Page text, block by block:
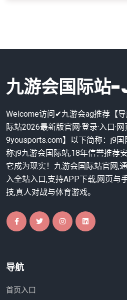
九游会国际站-
Welcome访问✔九游会ag推荐【
际站2026最新版官网·登录·入口·
9yousports.com】以下简称：j9
称:j9九游会国际站,18年信誉推荐
它成为现实！九游会国际站官网,
入全站入口,支持APP下载,网页与
技,真人对战与体育游戏。
导航
首页入口